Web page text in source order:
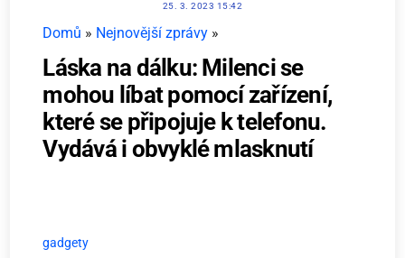
25. 3. 2023 15:42
Domů » Nejnovější zprávy »
Láska na dálku: Milenci se
mohou líbat pomocí zařízení,
které se připojuje k telefonu.
Vydává i obvyklé mlasknutí
gadgety